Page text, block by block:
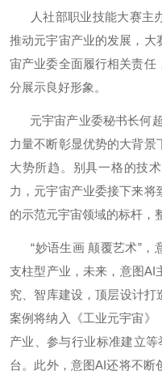
人社部职业技能大赛主
推动元宇宙产业的发展，大
宙产业委全面履行相关责任
分展示良好形象。
元宇宙产业委秘书长何超
力量不断彰显优势的大背景
大势所趋。别具一格的技
力，元宇宙产业委接下来
的示范元宇宙领域的标杆，
“妙语生画 颠覆艺术”，
支柱型产业，未来，意图AI
究、智库建设，顶层设计
案例将纳入《工业元宇宙》
产业、参与行业标准建立
台。此外，意图AI还将不断